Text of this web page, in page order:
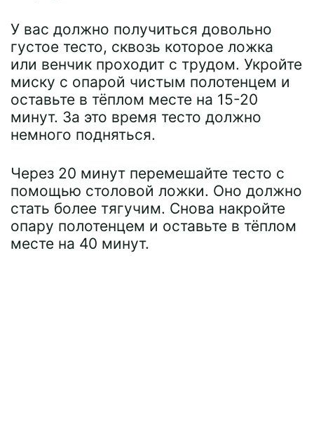
У вас должно получиться довольно
густое тесто, сквозь которое ложка
или венчик проходит с трудом. Укройте
миску с опарой чистым полотенцем и
оставьте в тёплом месте на 15-20
минут. За это время тесто должно
немного подняться.
Через 20 минут перемешайте тесто с
помощью столовой ложки. Оно должно
стать более тягучим. Снова накройте
опару полотенцем и оставьте в тёплом
месте на 40 минут.